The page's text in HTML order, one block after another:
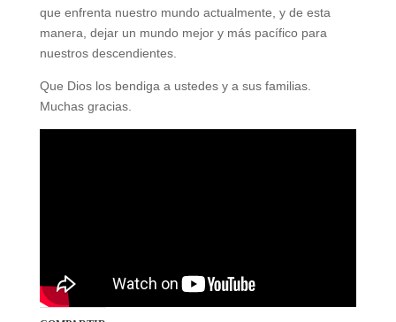
que enfrenta nuestro mundo actualmente, y de esta
manera, dejar un mundo mejor y más pacífico para
nuestros descendientes.
Que Dios los bendiga a ustedes y a sus familias.
Muchas gracias.